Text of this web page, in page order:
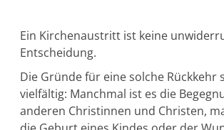
Ein Kirchenaustritt ist keine
Entscheidung.
Die Gründe für eine solche Rückkehr
vielfältig: Manchmal ist es die
anderen Christinnen und Christen,